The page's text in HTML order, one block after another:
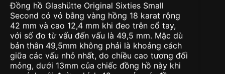
Đồng hồ Glashütte Original Sixties Small
Second có vỏ bằng vàng hồng 18 karat rộng
42 mm và cao 12,4 mm khi đeo trên cổ tay,
với số đo từ vấu đến vấu là 49,5 mm. Mặc dù
bản thân 49,5mm không phải là khoảng cách
giữa các vấu nhỏ nhất, do chiều cao tương đối
mỏng, dưới 13mm của chiếc đồng hồ này khi